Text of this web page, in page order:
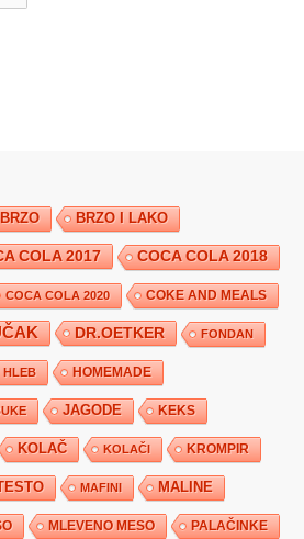
BRZO BRZO I LAKO
COLA 2017 COCA COLA 2018
COCA COLA 2020 COKE AND MEALS
DR.OETKER FONDAN
HLEB HOMEMADE
JAGODE KEKS
KOLAČ KOLAČI KROMPIR
MAFINI MALINE
MLEVENO MESO PALAČINKE